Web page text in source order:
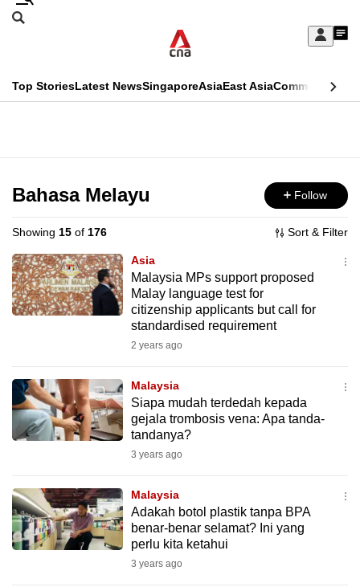
Skip
Sign
My
menu
Search
CNAR
Top StoriesLatest NewsSingaporeAsiaEast AsiaCommentary
Menu
Bahasa Melayu Follow
Showing 15 of 176 Sort & Filter
Asia
Malaysia MPs support proposed
Malay language test for
citizenship applicants but call for
standardised requirement
2 years ago
Malaysia
Siapa mudah terdedah kepada
gejala trombosis vena: Apa tanda-
tandanya?
3 years ago
Malaysia
Adakah botol plastik tanpa BPA
benar-benar selamat? Ini yang
perlu kita ketahui
3 years ago
This
longer
supported
We
know
it's
to
switch
browsers
but
your
experience
with